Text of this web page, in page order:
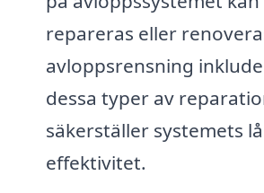
repareras eller
avloppsrensning
dessa typer av
säkerställer systemets
effektivitet.